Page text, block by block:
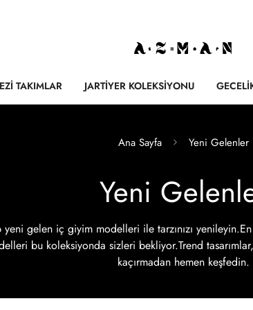
TAKIMLAR JARTIYER KOLEKSIYONU
Ana Sayfa Yeni Gelenler
Yeni
gelen iç giyim modelleri ile tarzınızı
bu koleksiyonda sizleri bekliyor.Trend
kaçırmadan hemen keşfedin.